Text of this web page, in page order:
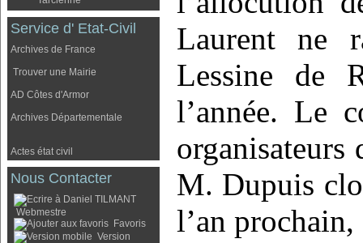
Service d' Etat-Civil
Archives de France
Trouver une Mairie
AD Côtes d'Armor
Archives Départementale
Actes état civil
Nous Contacter
Webmestre
Favoris
Version
Laurent ne
Lessine de
l’année. Le
organisateurs
M. Dupuis
l’an